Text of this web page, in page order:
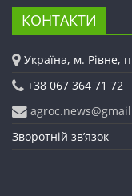
КОНТАКТИ
Україна, м. Рівне,
+38 067 364 71 72
Зворотній зв’язок